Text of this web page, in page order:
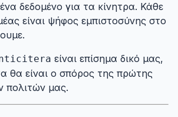
ένα δεδομένο για τα κίνητρα. Κάθε
είναι ψήφος εμπιστοσύνης στο
είναι επίσημα δικό μας,
θα είναι ο σπόρος της πρώτης
πολιτών μας.